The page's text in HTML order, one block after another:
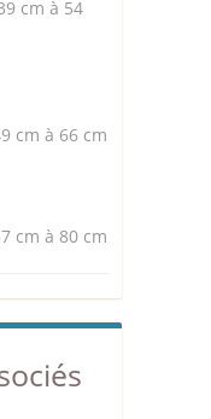
cm à 54
cm à 66 cm
cm à 80 cm